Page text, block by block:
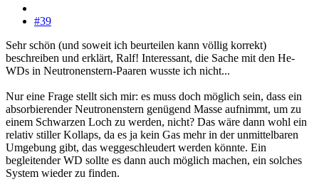
#39
Sehr schön (und soweit ich beurteilen kann völlig korrekt)
beschreiben und erklärt, Ralf! Interessant, die Sache mit den He-
WDs in Neutronenstern-Paaren wusste ich nicht...
Nur eine Frage stellt sich mir: es muss doch möglich sein, dass ein
absorbierender Neutronenstern genügend Masse aufnimmt, um zu
einem Schwarzen Loch zu werden, nicht? Das wäre dann wohl ein
relativ stiller Kollaps, da es ja kein Gas mehr in der unmittelbaren
Umgebung gibt, das weggeschleudert werden könnte. Ein
begleitender WD sollte es dann auch möglich machen, ein solches
System wieder zu finden.